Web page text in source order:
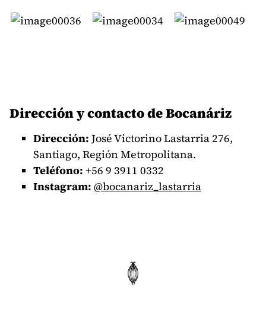
Dirección y contacto de Bocanáriz
Dirección: José Victorino Lastarria 276,
Santiago, Región Metropolitana.
Teléfono: +56 9 3911 0332
Instagram: @bocanariz_lastarria